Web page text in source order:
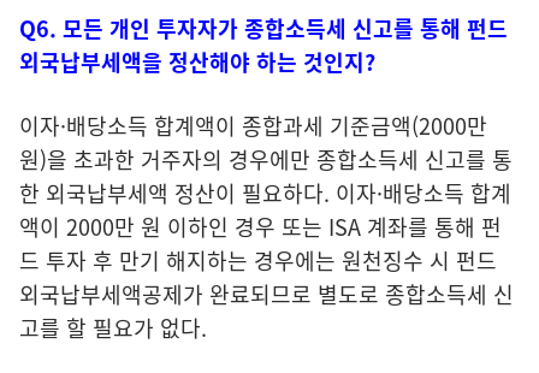
Q6. 모든 개인 투자자가 종합소득세 신고를 통해 펀드
외국납부세액을 정산해야 하는 것인지?
이자·배당소득 합계액이 종합과세 기준금액(2000만
원)을 초과한 거주자의 경우에만 종합소득세 신고를 통
한 외국납부세액 정산이 필요하다. 이자·배당소득 합계
액이 2000만 원 이하인 경우 또는 ISA 계좌를 통해 펀
드 투자 후 만기 해지하는 경우에는 원천징수 시 펀드
외국납부세액공제가 완료되므로 별도로 종합소득세 신
고를 할 필요가 없다.